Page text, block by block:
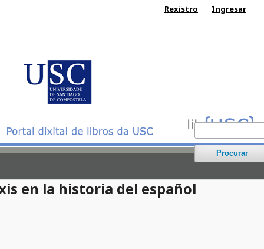
Procurar
Rexistro Ingresar
en la historia del español